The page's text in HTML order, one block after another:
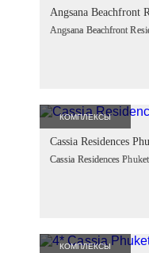
Angsana Beachfront
Angsana Beachfront
КОМПЛЕКСЫ
Cassia Residences
Cassia Residences Phuket
КОМПЛЕКСЫ